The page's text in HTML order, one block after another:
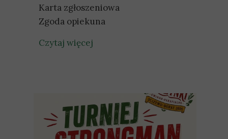
Karta zgłoszeniowa
Zgoda opiekuna
Czytaj więcej